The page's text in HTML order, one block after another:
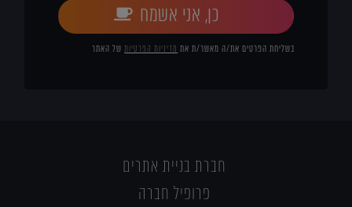
כן, אני אשמח
בשליחת הפרטים את/ה מאשר/ת את מדיניות הפרטיותשל האתר
חברת בניית אתרים
פרופיל חברה